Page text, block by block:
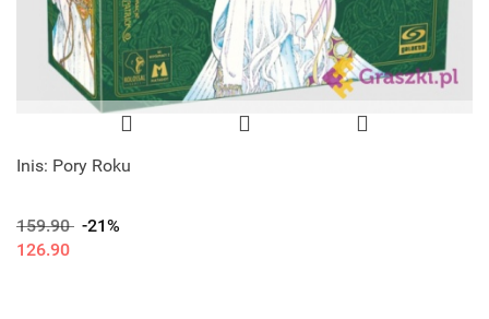
Inis: Pory Roku
159.90 -21%
126.90